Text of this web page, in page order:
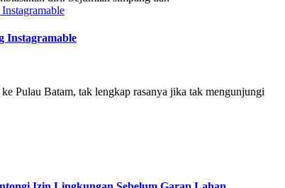
Instagramable
Batam, tak lengkap rasanya jika tak mengunjungi